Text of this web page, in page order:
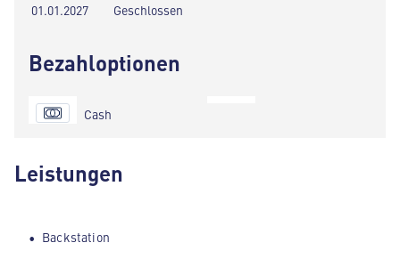
01.01.2027
Geschlossen
Bezahloptionen
Cash
Leistungen
Backstation